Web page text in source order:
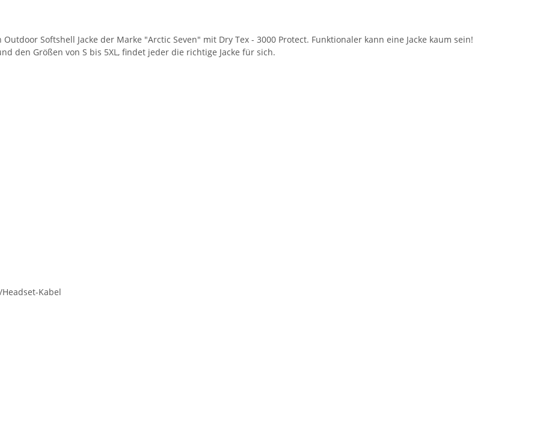
Softshell Jacke der Marke "Arctic Seven" mit Dry Tex - 3000 Protect. Funktionaler kann eine Jacke kaum sein!
den Größen von S bis 5XL, findet jeder die richtige Jacke für sich.
Kabel